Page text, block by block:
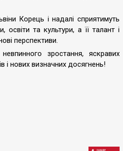
Корець і надалі сприятимуть
освіти та культури, а її талант і
перспективи.
зростання, яскравих
і нових визначних досягнень!